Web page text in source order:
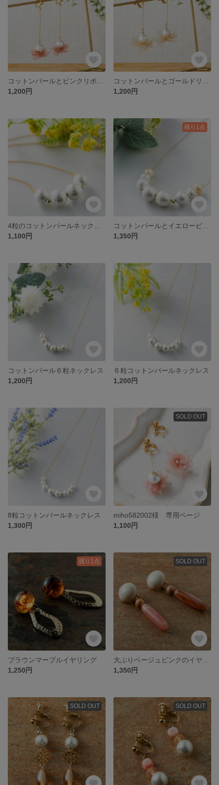
1,200円
1,200円
1,100円
残り1点
1,350円
コットンパール６粒ネックレス
1,200円
６粒コットンパールネックレス
1,200円
8粒コットンパールネックレス
1,300円
SOLD OUT
miho582002様 専用ページ
1,100円
残り1点
ブラウンマーブルイヤリング
1,250円
SOLD OUT
1,350円
SOLD OUT SOLD OUT